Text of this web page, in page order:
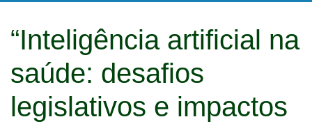
“Inteligência artificial na
saúde: desafios
legislativos e impactos